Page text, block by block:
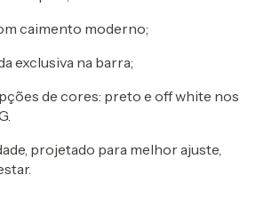
caimento moderno;
exclusiva na barra;
de cores: preto e off white nos
projetado para melhor ajuste,